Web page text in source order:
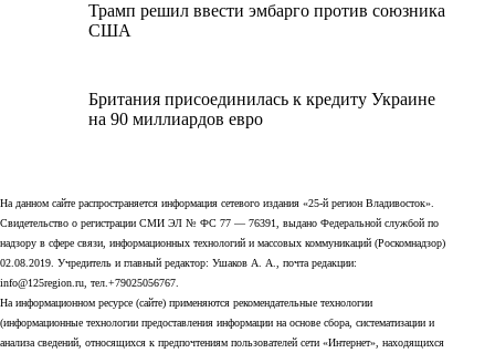
Трамп решил ввести эмбарго против союзника
США
Британия присоединилась к кредиту Украине
на 90 миллиардов евро
На данном сайте распространяется информация сетевого издания «25-й регион Владивосток».
Свидетельство о регистрации СМИ ЭЛ № ФС 77 — 76391, выдано Федеральной службой по
надзору в сфере связи, информационных технологий и массовых коммуникаций (Роскомнадзор)
02.08.2019. Учредитель и главный редактор: Ушаков А. А., почта редакции:
info@125region.ru, тел.+79025056767.
На информационном ресурсе (сайте) применяются рекомендательные технологии
(информационные технологии предоставления информации на основе сбора, систематизации и
анализа сведений, относящихся к предпочтениям пользователей сети «Интернет», находящихся